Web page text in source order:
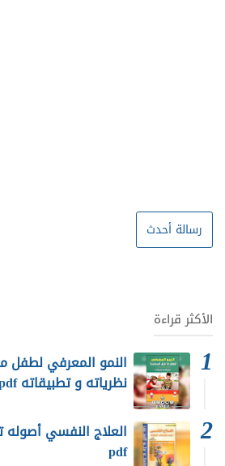
رسالة أحدث
الأكثر قراءة
النمو المعرفي لطفل
نظرياته و تطبيقاته pdf
العلاج النفسي أصوله
pdf